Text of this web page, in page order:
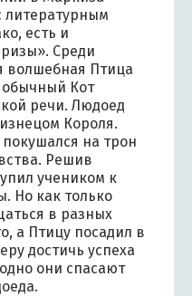
литературным
есть и
Среди
волшебная Птица
Кот
речи. Людоед
Короля.
на трон
Решив
учеником к
Но как только
в разных
а Птицу посадил в
достичь успеха
они спасают